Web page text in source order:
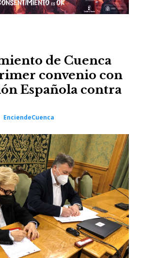
de Cuenca
convenio con
Española contra
EnciendeCuenca